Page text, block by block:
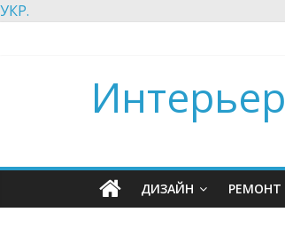
УКР.
Интерьер
ДИЗАЙН РЕМОНТ